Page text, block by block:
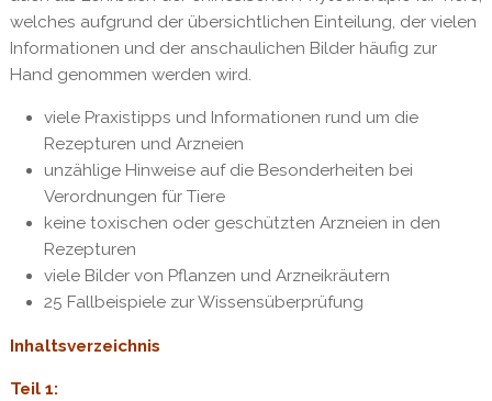
welches aufgrund der übersichtlichen Einteilung, der vielen
Informationen und der anschaulichen Bilder häufig zur
Hand genommen werden wird.
viele Praxistipps und Informationen rund um die
Rezepturen und Arzneien
unzählige Hinweise auf die Besonderheiten bei
Verordnungen für Tiere
keine toxischen oder geschützten Arzneien in den
Rezepturen
viele Bilder von Pflanzen und Arzneikräutern
25 Fallbeispiele zur Wissensüberprüfung
Inhaltsverzeichnis
Teil 1: